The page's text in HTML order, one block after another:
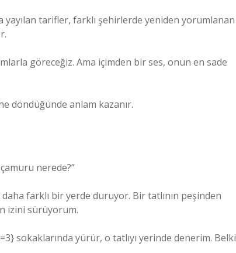
yayılan tarifler, farklı şehirlerde yeniden yorumlanan
göreceğiz. Ama içimden bir ses, onun en sade
döndüğünde anlam kazanır.
nerede?”
farklı bir yerde duruyor. Bir tatlının peşinden
izini sürüyorum.
sokaklarında yürür, o tatlıyı yerinde denerim. Belki